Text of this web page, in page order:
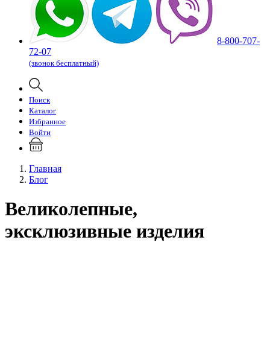
8-800-707-
72-07
(звонок бесплатный)
Поиск
Каталог
Избранное
Войти
Главная
Блог
Великолепные,
эксклюзивные изделия